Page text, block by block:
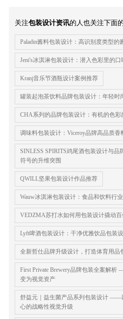
关注包装设计资讯的人也关注下面
Paladin酱料包装设计：高识别度类型的
Jeni's冰淇淋包装设计：潜入色彩里的
Kranj音乐节酒瓶设计案例推荐
罐装起泡茶饮料品牌包装设计：年轻时
CHA系列的品牌包装设计：有机的色彩
调味料包装设计：Viceroy品牌高品质香
SINLESS SPIRITS鸡尾酒包装设计与
符号的升维突围
QWILL坚果包装设计作品推荐
Wauw冰淇淋包装设计：食品和饮料行
VEDZMA苏打水如何用包装设计撬动百
Lyft啤酒包装设计：干净优雅饮品包装
全新哲仕品牌升级设计，打造体育用品
First Private Brewery品牌包装全案解
变为视觉资产
舒益元｜益生菌产品系列包装设计 ——
心的战略性视觉升级